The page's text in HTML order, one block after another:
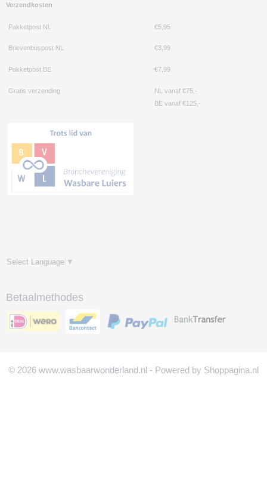
Verzendkosten
Pakketpost NL €5,95
Brievenbuspost NL €3,99
Pakketpost BE €7,99
Gratis verzending
NL vanaf €75,-
BE vanaf €125,-
Select Language ▼
Betaalmethodes
© 2026 www.wasbaarwonderland.nl - Powered by Shoppagina.nl